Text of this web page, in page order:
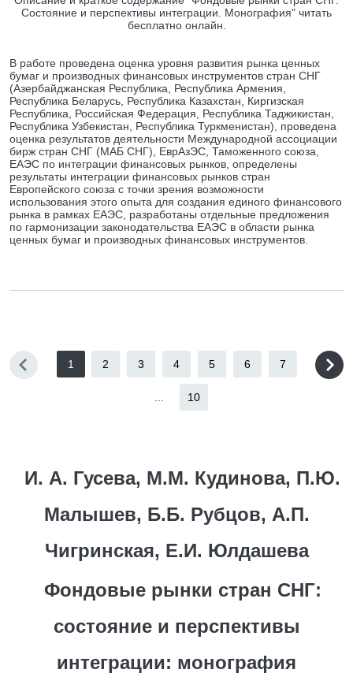
Состояние и перспективы интеграции. Монография" читать
бесплатно онлайн.
В работе проведена оценка уровня развития рынка ценных
бумаг и производных финансовых инструментов стран СНГ
(Азербайджанская Республика, Республика Армения,
Республика Беларусь, Республика Казахстан, Киргизская
Республика, Российская Федерация, Республика Таджикистан,
Республика Узбекистан, Республика Туркменистан), проведена
оценка результатов деятельности Международной ассоциации
бирж стран СНГ (МАБ СНГ), ЕврАзЭС, Таможенного союза,
ЕАЭС по интеграции финансовых рынков, определены
результаты интеграции финансовых рынков стран
Европейского союза с точки зрения возможности
использования этого опыта для создания единого финансового
рынка в рамках ЕАЭС, разработаны отдельные предложения
по гармонизации законодательства ЕАЭС в области рынка
ценных бумаг и производных финансовых инструментов.
1 2 3 4 5 6 7
10
И. А. Гусева, М.М. Кудинова, П.Ю.
Малышев, Б.Б. Рубцов, А.П.
Чигринская, Е.И. Юлдашева
Фондовые рынки стран СНГ:
состояние и перспективы
интеграции: монография